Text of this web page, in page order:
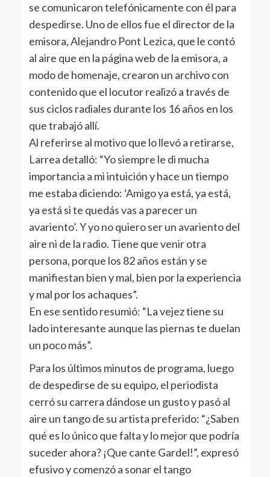
se comunicaron telefónicamente con él para
despedirse. Uno de ellos fue el director de la
emisora, Alejandro Pont Lezica, que le contó
al aire que en la página web de la emisora, a
modo de homenaje, crearon un archivo con
contenido que el locutor realizó a través de
sus ciclos radiales durante los 16 años en los
que trabajó allí.
Al referirse al motivo que lo llevó a retirarse,
Larrea detalló: “Yo siempre le di mucha
importancia a mi intuición y hace un tiempo
me estaba diciendo: ‘Amigo ya está, ya está,
ya está si te quedás vas a parecer un
avariento’. Y yo no quiero ser un avariento del
aire ni de la radio. Tiene que venir otra
persona, porque los 82 años están y se
manifiestan bien y mal, bien por la experiencia
y mal por los achaques”.
En ese sentido resumió: “La vejez tiene su
lado interesante aunque las piernas te duelan
un poco más”.
Para los últimos minutos de programa, luego
de despedirse de su equipo, el periodista
cerró su carrera dándose un gusto y pasó al
aire un tango de su artista preferido: “¿Saben
qué es lo único que falta y lo mejor que podría
suceder ahora? ¡Que cante Gardel!”, expresó
efusivo y comenzó a sonar el tango